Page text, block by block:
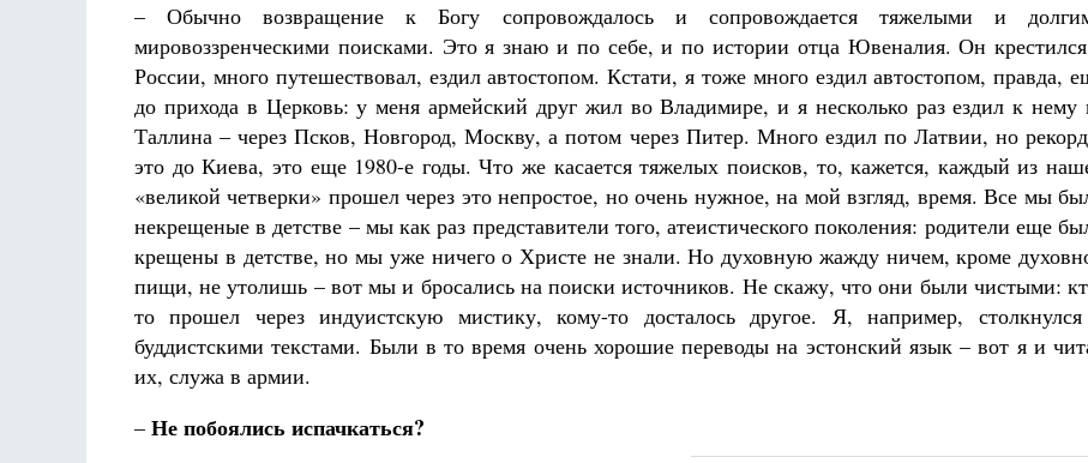
– Обычно возвращение к Богу сопровождалось и сопровождается тяжелыми и
мировоззренческими поисками. Это я знаю и по себе, и по истории отца Ювеналия. Он
России, много путешествовал, ездил автостопом. Кстати, я тоже много ездил автостопом, правда,
до прихода в Церковь: у меня армейский друг жил во Владимире, и я несколько раз ездил к нему
Таллина – через Псков, Новгород, Москву, а потом через Питер. Много ездил по Латвии, но
это до Киева, это еще 1980-е годы. Что же касается тяжелых поисков, то, кажется, каждый из
«великой четверки» прошел через это непростое, но очень нужное, на мой взгляд, время. Все мы
некрещеные в детстве – мы как раз представители того, атеистического поколения: родители еще
крещены в детстве, но мы уже ничего о Христе не знали. Но духовную жажду ничем, кроме
пищи, не утолишь – вот мы и бросались на поиски источников. Не скажу, что они были чистыми:
то прошел через индуистскую мистику, кому-то досталось другое. Я, например,
буддистскими текстами. Были в то время очень хорошие переводы на эстонский язык – вот я и
их, служа в армии.
– Не побоялись испачкаться?